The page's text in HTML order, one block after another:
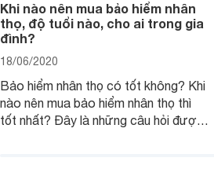
Khi nào nên mua bảo hiểm nhân
thọ, độ tuổi nào, cho ai trong gia
đình?
18/06/2020
Bảo hiểm nhân thọ có tốt không? Khi
nào nên mua bảo hiểm nhân thọ thì
tốt nhất? Đây là những câu hỏi được